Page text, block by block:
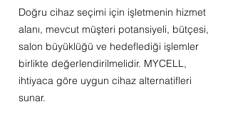
Doğru cihaz seçimi için işletmenin hizmet
alanı, mevcut müşteri potansiyeli, bütçesi,
salon büyüklüğü ve hedeflediği işlemler
birlikte değerlendirilmelidir. MYCELL,
ihtiyaca göre uygun cihaz alternatifleri
sunar.